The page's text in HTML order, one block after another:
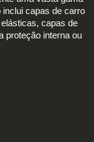
capas de carro
capas de
proteção interna ou